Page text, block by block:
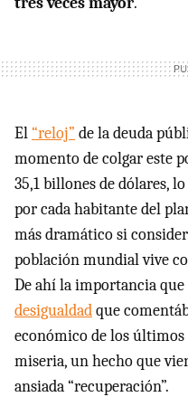
El“reloj” de la deuda
momento de colgar este
35,1 billones de dólares,
por cada habitante del
más dramático si
población mundial vive
De ahí la importancia
desigualdadque
económico de los últimos
miseria, un hecho que
ansiada “recuperación”.